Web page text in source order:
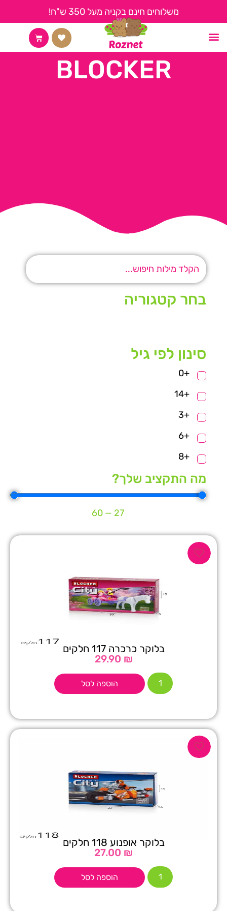
משלוחים חינם בקניה מעל 350 ש"ח!
BLOCKER
בחר קטגוריה
סינון לפי גיל
+0
+14
+3
+6
+8
מה התקציב שלך?
27
—
60
בלוקר כרכרה 117 חלקים
29.90 ₪
הוספה לסל
בלוקר אופנוע 118 חלקים
27.00 ₪
הוספה לסל